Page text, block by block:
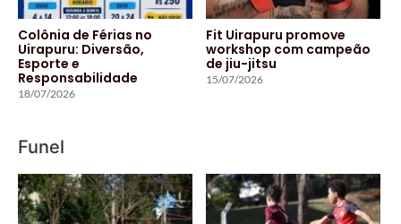
Colônia de Férias no
Uirapuru: Diversão,
Esporte e
Responsabilidade
18/07/2026
Fit Uirapuru promove
workshop com campeão
de jiu-jitsu
15/07/2026
Funel